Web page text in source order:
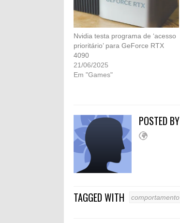
Nvidia testa programa de ‘acesso
prioritário’ para GeForce RTX
4090
21/06/2025
Em "Games"
POSTED BY
TAGGED WITH comportamento